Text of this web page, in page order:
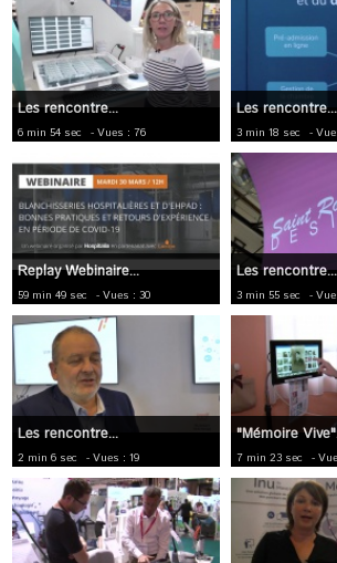
Les rencontre...
6 min 54 sec - Vues : 76
Les rencontre...
3 min 18 sec -
Replay Webinaire...
59 min 49 sec - Vues : 30
Les rencontre...
3 min 55 sec -
Les rencontre...
2 min 6 sec - Vues : 19
"Mémoire
7 min 23 sec -